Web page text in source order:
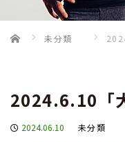
Home 未分類
2024.6.10「
2024.06.10 未分類